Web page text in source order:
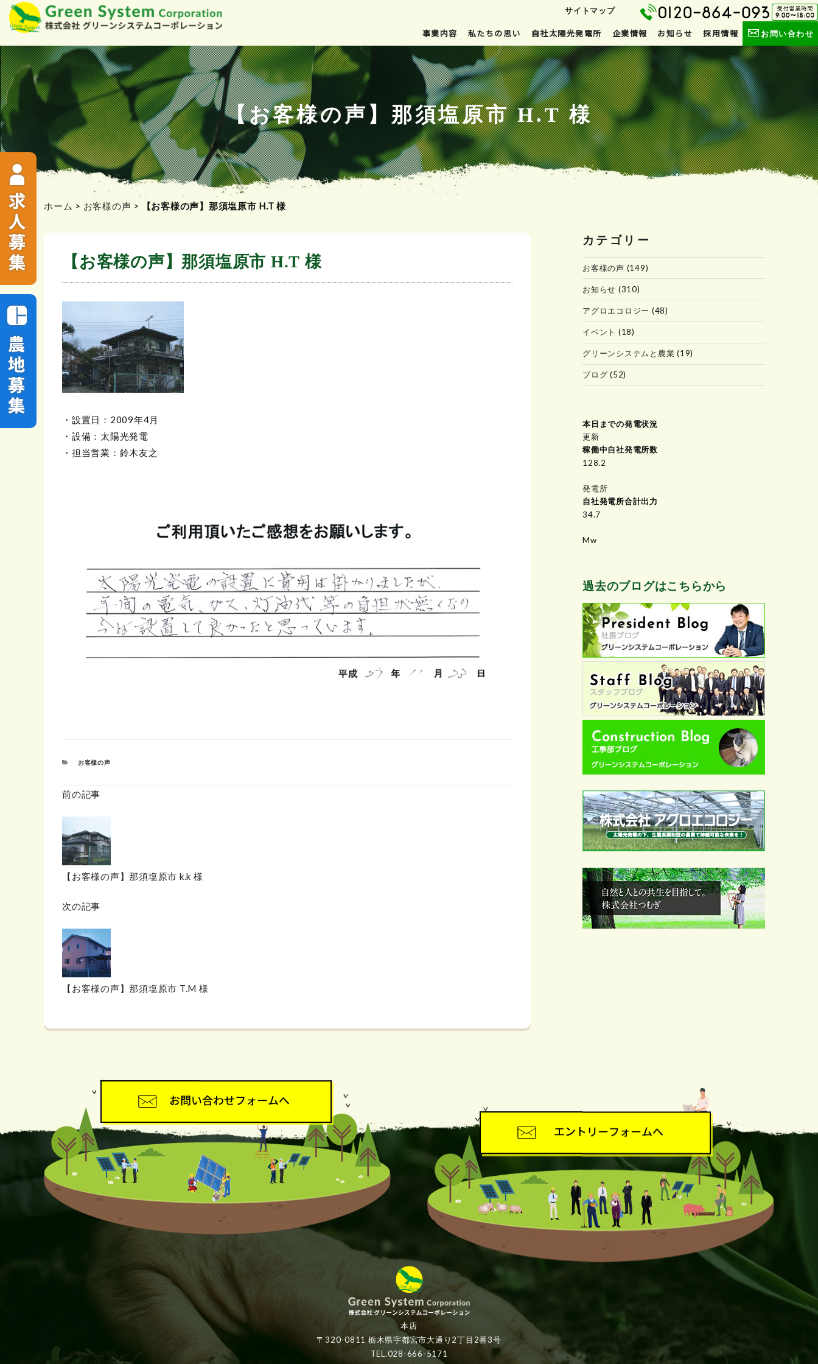
ン
テ
ン
ツ
へ
ス
キ
ッ
サイトマップ
事業内容 私たちの思い 自社太陽光発電所 企業情報 お知らせ 採用情報 お問い合わせ
【お客様の声】那須塩原市 H.T 様
ホーム > お客様の声 > 【お客様の声】那須塩原市 H.T 様
【お客様の声】那須塩原市 H.T 様
・設置日：2009年4月
・設備：太陽光発電
・担当営業：鈴木友之
カ
リ
ー
お客様の声
前の記事
【お客様の声】那須塩原市 k.k 様
次の記事
【お客様の声】那須塩原市 T.M 様
カテゴリー
お客様の声 (149)
お知らせ (310)
アグロエコロジー (48)
イベント (18)
グリーンシステムと農業 (19)
ブログ (52)
本日までの発電状況
更新
稼働中自社発電所数
149.7
発電所
自社発電所合計出力
34.7
Mw
過去のブログはこちらから
本店
〒320-0811 栃木県宇都宮市大通り2丁目2番3号
TEL.028-666-5171